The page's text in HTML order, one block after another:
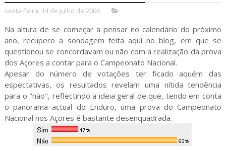
sexta-feira, 14 de julho de 2006
Na altura de se começar a pensar no calendário do próximo
ano, recupero a sondagem feita aqui no blog, em que se
questionou se concordavam ou não com a realização da prova
dos Açores a contar para o Campeonato Nacional.
Apesar do número de votações ter ficado aquém das
espectativas, os resultados revelam uma nítida tendência
para o "não", reflectindo a ideia geral de que, tendo em conta
o panorama actual do Enduro, uma prova do Campeonato
Nacional nos Açores é bastante desenquadrada.